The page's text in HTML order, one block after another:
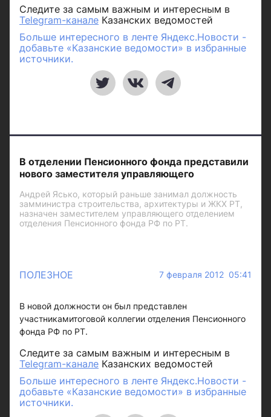
Следите за самым важным и интересным в
Telegram-канале Казанских ведомостей
Больше интересного в ленте Яндекс.Новости -
добавьте «Казанские ведомости» в избранные
источники.
В отделении Пенсионного фонда представили
нового заместителя управляющего
Андрей Ясько, который раньше занимал должность
замминистра строительства, архитектуры и ЖКХ РТ,
назначен заместителем управляющего отделением
отделения Пенсионного фонда РФ по РТ.
ПОЛЕЗНОЕ 7 февраля 2012 05:41
В новой должности он был представлен
участникамитоговой коллегии отделения Пенсионного
фонда РФ по РТ.
Следите за самым важным и интересным в
Telegram-канале Казанских ведомостей
Больше интересного в ленте Яндекс.Новости -
добавьте «Казанские ведомости» в избранные
источники.